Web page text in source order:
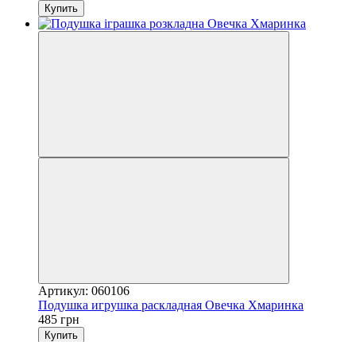
Купить
Артикул: 060106
Подушка игрушка раскладная Овечка Хмаринка
485 грн
Купить